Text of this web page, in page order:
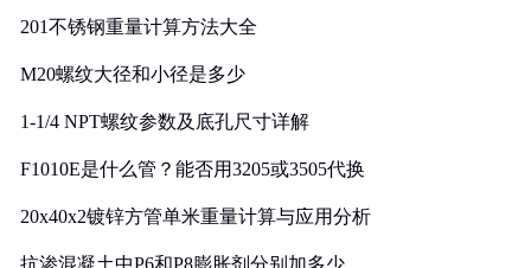
201不锈钢重量计算方法大全
M20螺纹大径和小径是多少
1-1/4 NPT螺纹参数及底孔尺寸详解
F1010E是什么管？能否用3205或3505代换
20x40x2镀锌方管单米重量计算与应用分析
抗渗混凝土中P6和P8膨胀剂分别加多少